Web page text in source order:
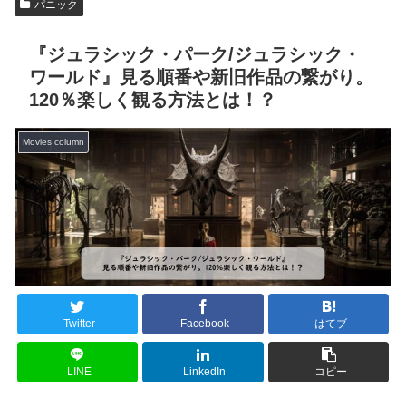
パニック
『ジュラシック・パーク/ジュラシック・
ワールド』見る順番や新旧作品の繋がり。
120％楽しく観る方法とは！？
Movies column
Twitter Facebook はてブ
LINE LinkedIn コピー